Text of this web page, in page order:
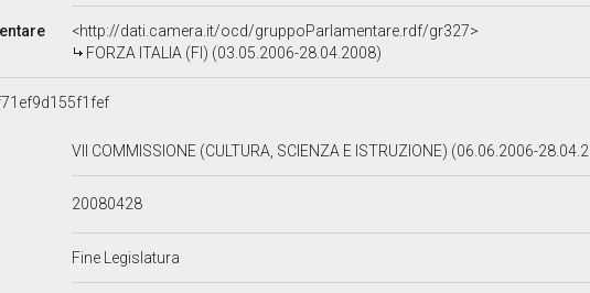
<http://dati.camera.it/ocd/gruppoParlamentare.rdf/gr327>
FORZA ITALIA (FI) (03.05.2006-28.04.2008)
VII COMMISSIONE (CULTURA, SCIENZA E ISTRUZIONE) (06.06.2006-
20080428
Fine Legislatura